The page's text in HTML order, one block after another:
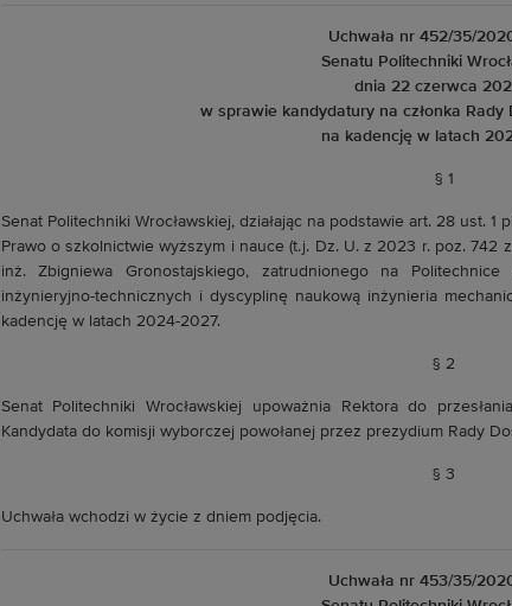
Uchwała nr 452/35/
Senatu Politechniki
dnia 22 czerwca
w sprawie kandydatury na członka Rady
na kadencję w latach
§ 1
Senat Politechniki Wrocławskiej, działając na podstawie art. 28 ust.
Prawo o szkolnictwie wyższym i nauce (t.j. Dz. U. z 2023 r. poz. 742
inż. Zbigniewa Gronostajskiego, zatrudnionego na
inżynieryjno-technicznych i dyscyplinę naukową inżynieria
kadencję w latach 2024-2027.
§ 2
Senat Politechniki Wrocławskiej upoważnia Rektora do
Kandydata do komisji wyborczej powołanej przez prezydium Rady
§ 3
Uchwała wchodzi w życie z dniem podjęcia.
Uchwała nr 453/35/